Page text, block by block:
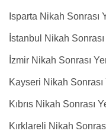
Isparta Nikah Sonrası
İstanbul Nikah
İzmir Nikah Sonrası
Kayseri Nikah Sonrası
Kıbrıs Nikah Sonrası
Kırklareli Nikah